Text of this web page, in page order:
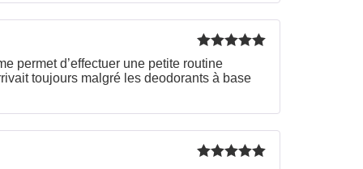
Rated
of 5
permet d’effectuer une petite routine
toujours malgré les deodorants à base